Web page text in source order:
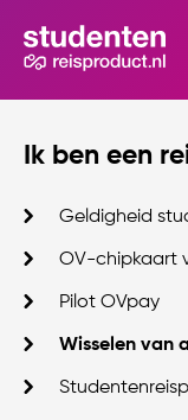
Ik ben een
Geldigheid
OV-chipkaart
Pilot OVpay
Wisselen van